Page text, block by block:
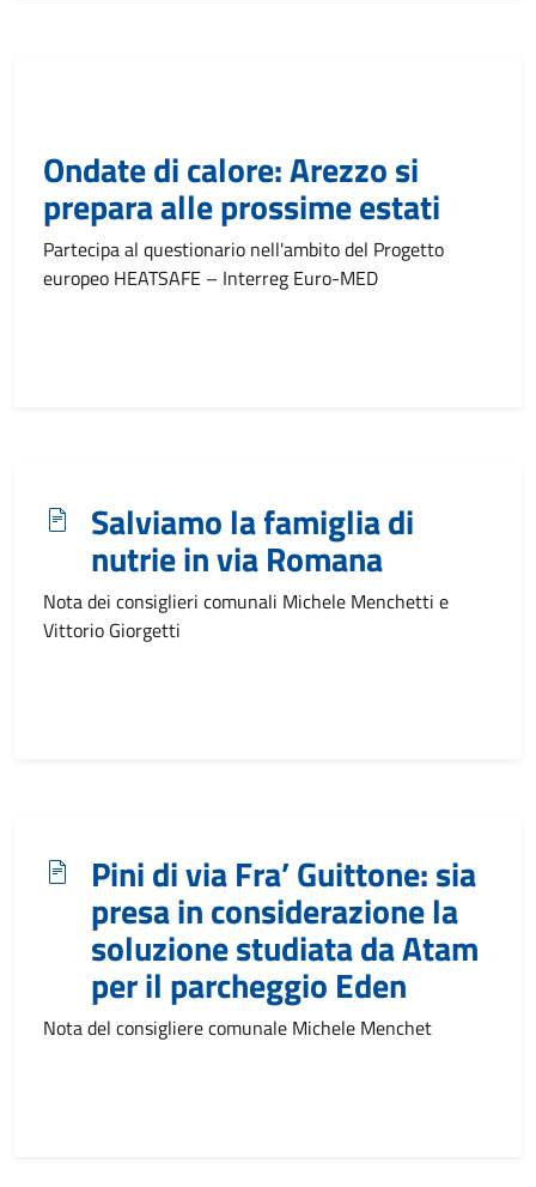
Ondate di calore: Arezzo si
prepara alle prossime estati
Partecipa al questionario nell'ambito del Progetto
europeo HEATSAFE – Interreg Euro-MED
Salviamo la famiglia di
nutrie in via Romana
Nota dei consiglieri comunali Michele Menchetti e
Vittorio Giorgetti
Pini di via Fra’ Guittone: sia
presa in considerazione la
soluzione studiata da Atam
per il parcheggio Eden
Nota del consigliere comunale Michele Menchet